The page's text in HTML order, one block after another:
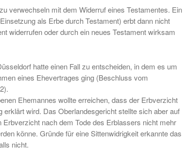
verwechseln mit dem Widerruf eines Testamentes. Ein
als Erbe durch Testament) erbt dann nicht
widerrufen oder durch ein neues Testament wirksam
hatte einen Fall zu entscheiden, in dem es um
eines Ehevertrages ging (Beschluss vom
Ehemannes wollte erreichen, dass der Erbverzicht
erklärt wird. Das Oberlandesgericht stellte sich aber auf
Erbverzicht nach dem Tode des Erblassers nicht mehr
könne. Gründe für eine Sittenwidrigkeit erkannte das
nicht.